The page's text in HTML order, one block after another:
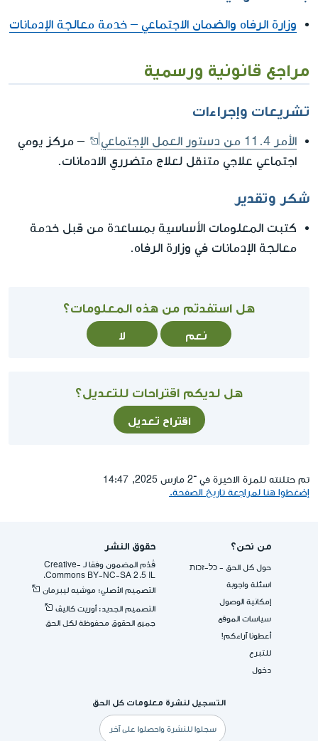
وزارة الرفاه والضمان الاجتماعي – خدمة معالجة الإدمانات
مراجع قانونية ورسمية
تشريعات وإجراءات
الأمر 11.4 من دستور العمل الإجتماعي
– مركز يومي
اجتماعي علاجي متنقل لعلاج متضرري الادمانات.
شكر وتقدير
كتبت المعلومات الأساسية بمساعدة من قبل خدمة
معالجة الإدمانات في وزارة الرفاه.
هل استفدتم من هذه المعلومات؟
نعم لا
هل لديكم اقتراحات للتعديل؟
اقتراح تعديل
تم حتلنته للمرة الاخيرة في ־2 مارس 2025, 14:47
إضغطوا هنا لمراجعة تاريخ الصفحة.
من نحن؟
حول كل الحق - כל-זכות
اسئلة واجوبة
إمكانية الوصول
سياسات الموقع
أعطونا آراءكم!
للتبرع
دخول
حقوق النشر
قُدِّم المضمون وفقا لـ -Creative
Commons BY-NC-SA 2.5 IL.
التصميم الأصلي: موشيه ليبرمان
التصميم الجديد: أوريت كاليڤ
جميع الحقوق محفوظة لكل الحق
التسجيل لنشرة معلومات كل الحق
البريد
الإلكتروني